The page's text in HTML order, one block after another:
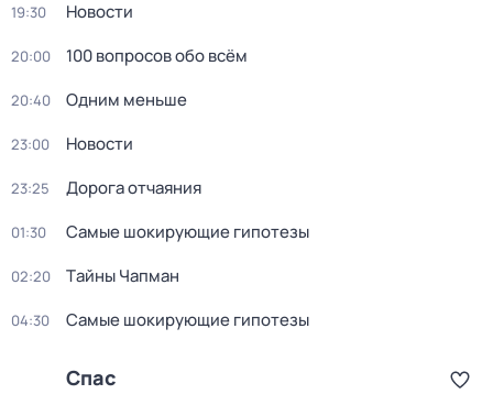
19:30 Новости
20:00 100 вопросов обо всём
20:40 Одним меньше
23:00 Новости
23:25 Дорога отчаяния
01:30 Самые шoкиpующие гипотезы
02:20 Тaйны Чапман
04:30 Самые шoкиpующие гипотезы
Спас